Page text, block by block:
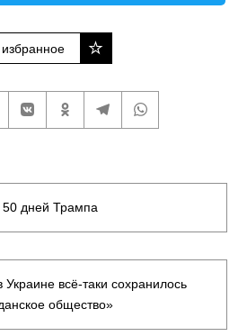
избранное
50 дней Трампа
Украине всё-таки сохранилось
общество»